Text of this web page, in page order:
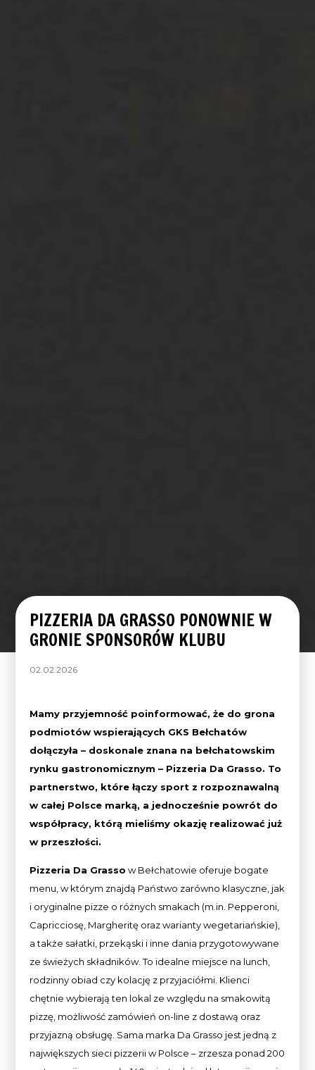
PIZZERIA DA GRASSO PONOWNIE W
GRONIE SPONSORÓW KLUBU
02.02.2026
Mamy przyjemność poinformować, że do grona
podmiotów wspierających GKS Bełchatów
dołączyła – doskonale znana na bełchatowskim
rynku gastronomicznym – Pizzeria Da Grasso. To
partnerstwo, które łączy sport z rozpoznawalną
w całej Polsce marką, a jednocześnie powrót do
współpracy, którą mieliśmy okazję realizować już
w przeszłości.
Pizzeria Da Grasso w Bełchatowie oferuje bogate
menu, w którym znajdą Państwo zarówno klasyczne, jak
i oryginalne pizze o różnych smakach (m.in. Pepperoni,
Capricciosę, Margheritę oraz warianty wegetariańskie),
a także sałatki, przekąski i inne dania przygotowywane
ze świeżych składników. To idealne miejsce na lunch,
rodzinny obiad czy kolację z przyjaciółmi. Klienci
chętnie wybierają ten lokal ze względu na smakowitą
pizzę, możliwość zamówień on-line z dostawą oraz
przyjazną obsługę. Sama marka Da Grasso jest jedną z
największych sieci pizzerii w Polsce – zrzesza ponad 200